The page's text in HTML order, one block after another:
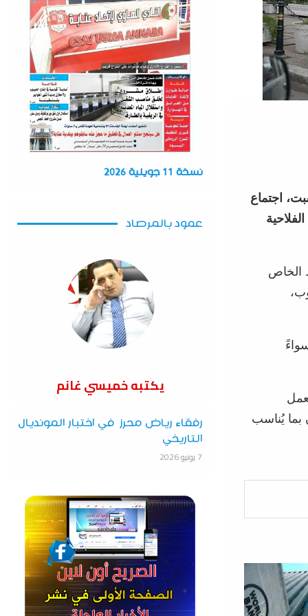
اجتماع
الخاص
بما يُناسب
نسخة 11 جويلية 2026
عمود بالمرصاد
يكتبه خميسي غانم
رفقاء رياض محرز في اختبار المونديال
التاريخي
7 يونيو 2026